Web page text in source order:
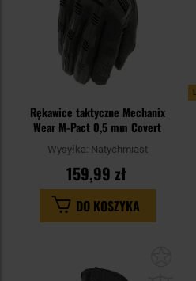
Rękawice taktyczne Mechanix
Wear M-Pact 0,5 mm Covert
Wysyłka: Natychmiast
159,99 zł
DO KOSZYKA